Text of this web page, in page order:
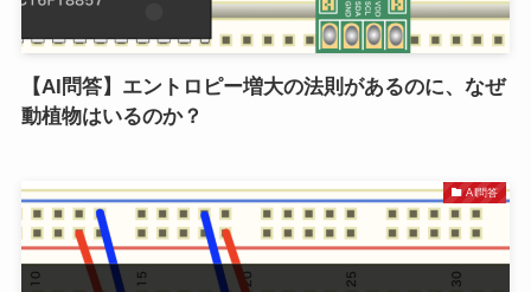
【AI問答】エントロピー増大の法則があるのに、なぜ
動植物はいるのか？
AI問答